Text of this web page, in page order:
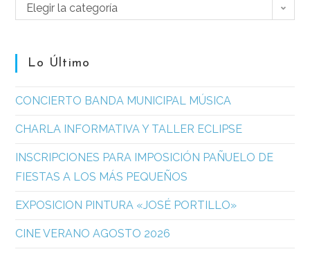
Elegir la categoría
Lo Último
CONCIERTO BANDA MUNICIPAL MÚSICA
CHARLA INFORMATIVA Y TALLER ECLIPSE
INSCRIPCIONES PARA IMPOSICIÓN PAÑUELO DE
FIESTAS A LOS MÁS PEQUEÑOS
EXPOSICION PINTURA «JOSÉ PORTILLO»
CINE VERANO AGOSTO 2026